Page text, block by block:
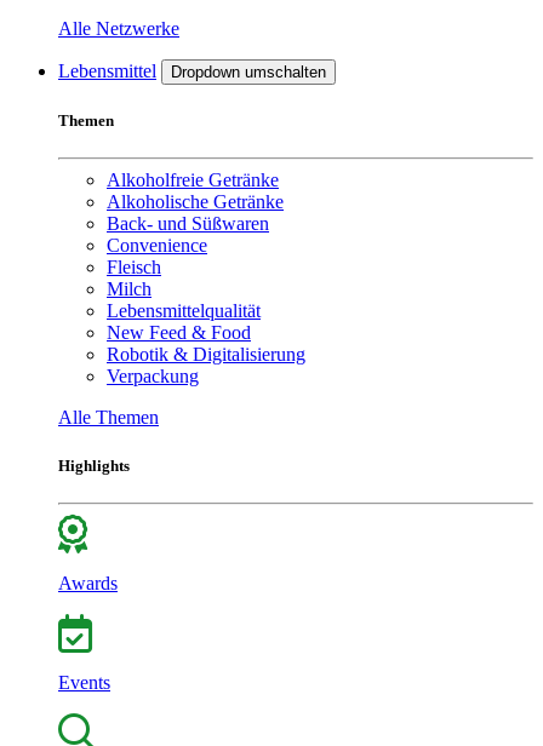
Alle Netzwerke
Lebensmittel Dropdown umschalten
Themen
Alkoholfreie Getränke
Alkoholische Getränke
Back- und Süßwaren
Convenience
Fleisch
Milch
Lebensmittelqualität
New Feed & Food
Robotik & Digitalisierung
Verpackung
Alle Themen
Highlights
Awards
Events